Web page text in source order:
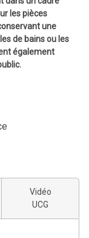
les pièces
une
de bains ou les
également
Vidéo
UCG